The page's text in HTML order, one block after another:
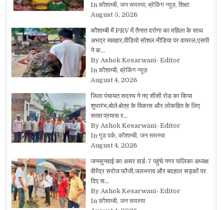
In कौशाम्बी, जन समस्या, ब्रेकिंग न्यूज़, शिक्षा
August 5, 2026
कौशाम्बी में PRV में तैनात दरोगा का महिला के साथ
अभद्र व्यवहार,वीडियो सोशल मीडिया पर वायरल,एसपी
ने क…
By Ashok Kesarwani- Editor
In कौशाम्बी, ब्रेकिंग न्यूज़
August 4, 2026
जिला पंचायत सदस्य ने नए सीसी रोड का किया
शुभारंभ,बोले:क्षेत्र के विकास और लोकहित के लिए
सतत प्रयास र…
By Ashok Kesarwani- Editor
In गुड वर्क, कौशाम्बी, जन समस्या
August 4, 2026
जनसुनवाई का असर वार्ड-7 पहुंचे नगर पालिका अध्यक्ष
वीरेंद्र सरोज फौजी,जलभराव और बदहाल सड़कों पर
दिए स…
By Ashok Kesarwani- Editor
In कौशाम्बी, जन समस्या